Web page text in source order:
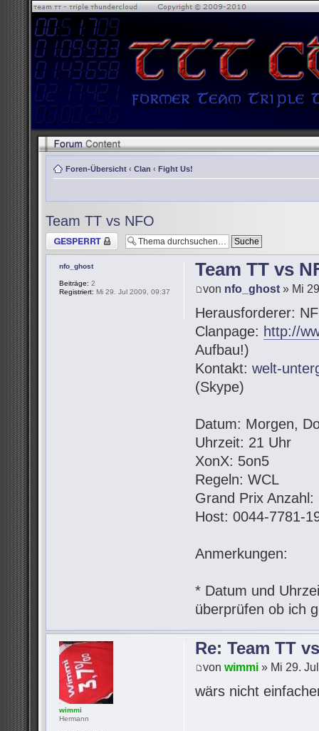
Foren-Übersicht ‹ Clan ‹ Fight Us!
Team TT vs NFO
Thema gesperrt
Team TT vs
von nfo_ghost » Mi
Herausforderer:
Clanpage: http://
Aufbau!)
Kontakt:welt-
(Skype)
Datum: Morgen,
Uhrzeit: 21 Uhr
XonX: 5on5
Regeln: WCL
Grand Prix Anzahl:
Host: 0044-7781-
Anmerkungen:
* Datum und
überprüfen ob ich
nfo_ghost
Beiträge: 2
Registriert: Mi 29. Jul 2009, 09:37
Re: Team TT
vonwimmi » Mi 29.
wärs nicht
wimmi
Hermann